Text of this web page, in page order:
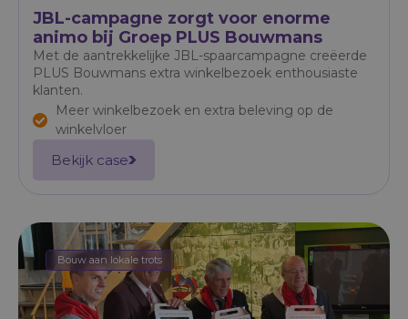
JBL-campagne zorgt voor enorme
animo bij Groep PLUS Bouwmans
Met de aantrekkelijke JBL-spaarcampagne creëerde
PLUS Bouwmans extra winkelbezoek enthousiaste
klanten.
Meer winkelbezoek en extra beleving op de
winkelvloer
Bekijk case
Bouw aan lokale trots